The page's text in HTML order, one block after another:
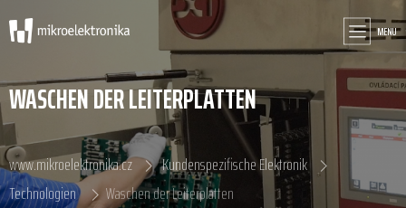
MENU
WASCHEN DER LEITERPLATTEN
www.mikroelektronika.cz
Kundenspezifische Elektronik
Technologien
Waschen der Leiterplatten